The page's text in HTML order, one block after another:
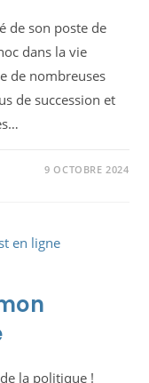
de son poste de
dans la vie
de nombreuses
de succession et
9 OCTOBRE 2024
la politique !